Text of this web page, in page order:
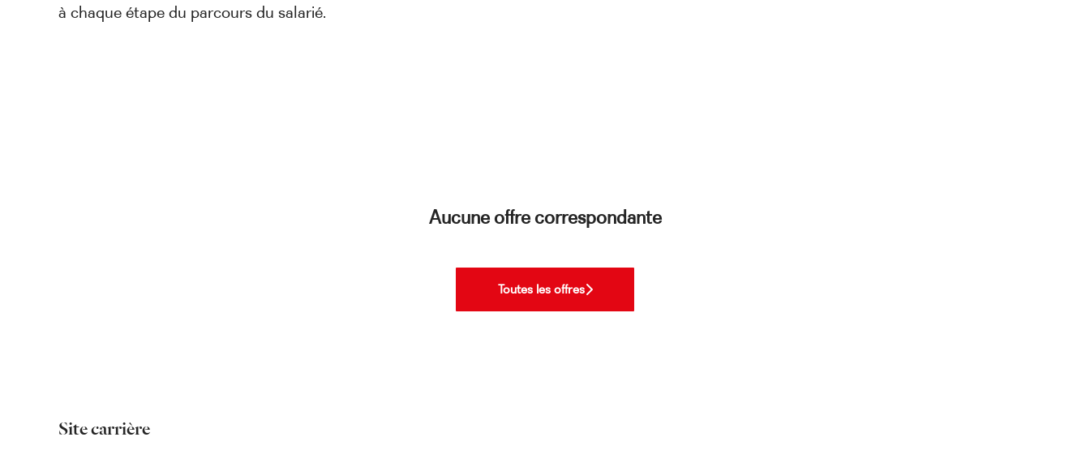
à chaque étape du parcours du salarié.
Aucune offre correspondante
Toutes les offres
Site carrière